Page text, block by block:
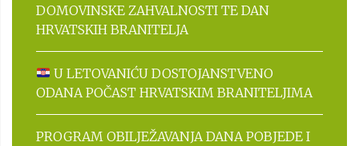
DOMOVINSKE ZAHVALNOSTI TE DAN
HRVATSKIH BRANITELJA
U LETOVANIĆU DOSTOJANSTVENO
ODANA POČAST HRVATSKIM BRANITELJIMA
PROGRAM OBILJEŽAVANJA DANA POBJEDE I